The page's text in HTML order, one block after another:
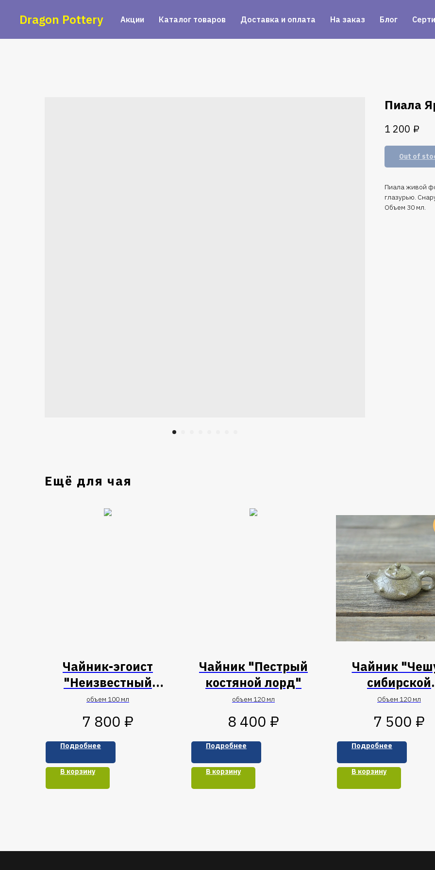
Dragon Pottery Акции Каталог товаров Доставка и оплата На заказ Блог
Пиала
1 200 ₽
Out of
Пиала живой
глазурью.
Объем 30 мл.
Ещё для чая
Чайник-эгоист
"Неизвестный
плод"
объем 100 мл
7 800 ₽
Подробнее
В корзину
Чайник "Пестрый
костяной лорд"
объем 120 мл
8 400 ₽
Подробнее
В корзину
Чайник
сибирской
рептилии"
Объем 120 мл
7 500 ₽
Подробнее
В корзину